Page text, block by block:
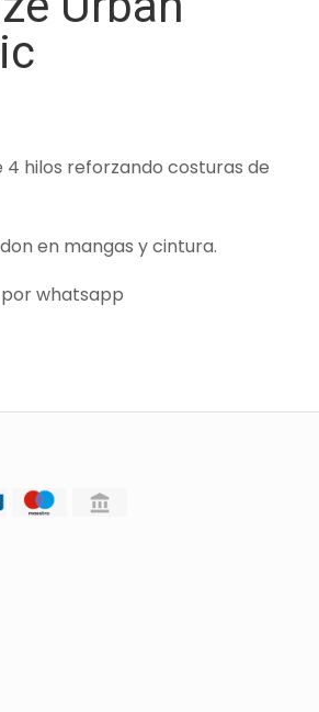
hilos reforzando costuras de
en mangas y cintura.
whatsapp